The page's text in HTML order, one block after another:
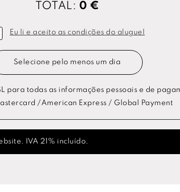
TOTAL: 0 €
Eu li e aceito as condições do aluguel
Selecione pelo menos um dia
para todas as informações pessoais e de
/American Express / Global Payment
IVA 21% incluído.